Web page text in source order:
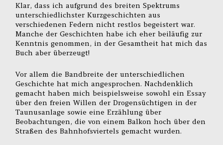
Klar, dass ich aufgrund des breiten Spektrums
unterschiedlichster Kurzgeschichten aus
verschiedenen Federn nicht restlos begeistert war.
Manche der Geschichten habe ich eher beiläufig zur
Kenntnis genommen, in der Gesamtheit hat mich das
Buch aber überzeugt!
Vor allem die Bandbreite der unterschiedlichen
Geschichte hat mich angesprochen. Nachdenklich
gemacht haben mich beispielsweise sowohl ein Essay
über den freien Willen der Drogensüchtigen in der
Taunusanlage sowie eine Erzählung über
Beobachtungen, die von einem Balkon hoch über den
Straßen des Bahnhofsviertels gemacht wurden.